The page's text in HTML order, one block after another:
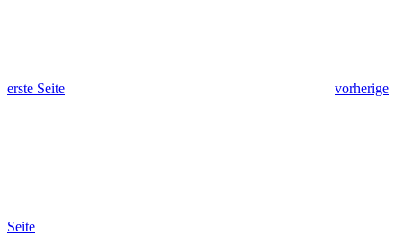
erste Seite vorherige
Seite